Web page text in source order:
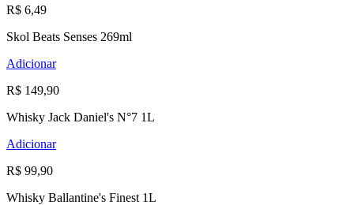
R$ 6,49
Skol Beats Senses 269ml
Adicionar
R$ 149,90
Whisky Jack Daniel's N°7 1L
Adicionar
R$ 99,90
Whisky Ballantine's Finest 1L